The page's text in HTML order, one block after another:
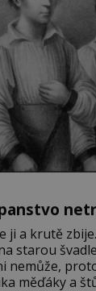
ji a krutě
starou
nemůže,
měďáky a